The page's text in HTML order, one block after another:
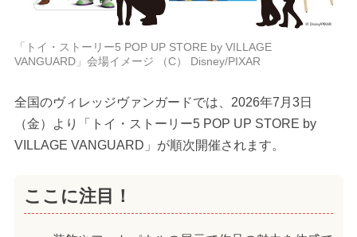
「トイ・ストーリー5 POP UP STORE by VILLAGE
VANGUARD」会場イメージ （C） Disney/PIXAR
全国のヴィレッジヴァンガードでは、2026年7月3日
（金）より「トイ・ストーリー5 POP UP STORE by
VILLAGE VANGUARD」が順次開催されます。
ここに注目！